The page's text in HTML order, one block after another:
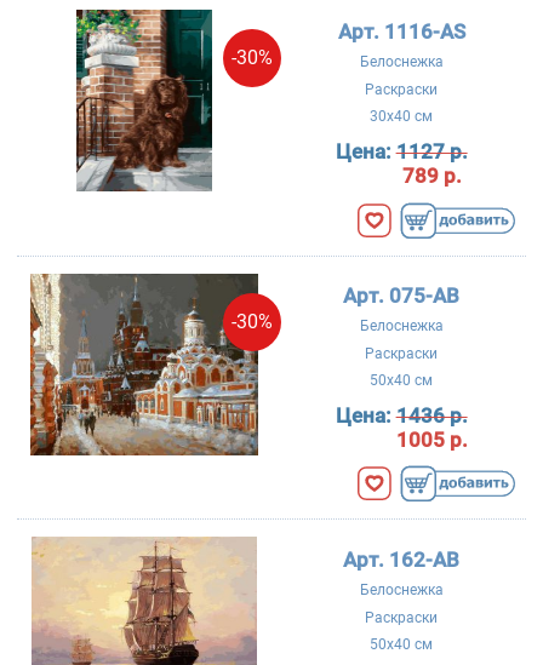
-30%
Арт. 1116-AS
Белоснежка
Раскраски
30x40 см
Цена:1127 р.
789 р.
-30%
Арт. 075-AB
Белоснежка
Раскраски
50x40 см
Цена:1436 р.
1005 р.
Арт. 162-AB
Белоснежка
Раскраски
50x40 см